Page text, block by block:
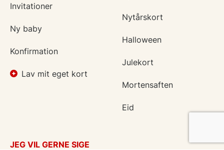
Invitationer
Ny baby
Konfirmation
Lav mit eget kort
Nytårskort
Halloween
Julekort
Mortensaften
Eid
JEG VIL GERNE SIGE